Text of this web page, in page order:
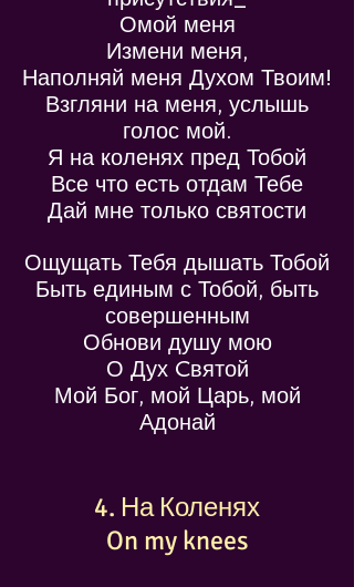
Омой меня
Измени меня,
Наполняй меня Духом Твоим!
Взгляни на меня, услышь
голос мой.
Я на коленях пред Тобой
Все что есть отдам Тебе
Дай мне только святости
Ощущать Тебя дышать Тобой
Быть единым с Тобой, быть
совершенным
Обнови душу мою
О Дух Cвятой
Мой Бог, мой Царь, мой
Адонай
4. На Коленях
On my knees